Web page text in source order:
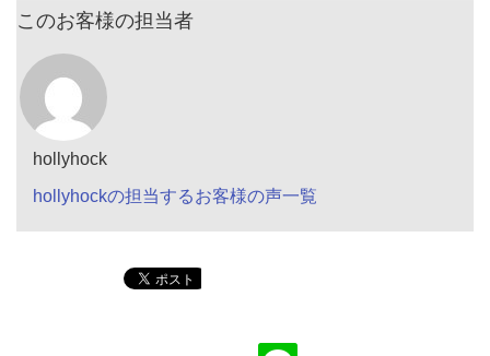
このお客様の担当者
hollyhock
hollyhockの担当するお客様の声一覧